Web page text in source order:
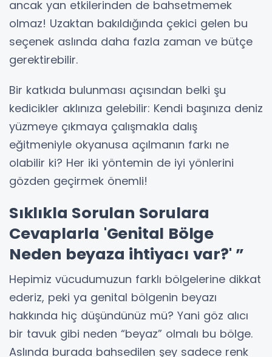
ancak yan etkilerinden de bahsetmemek
olmaz! Uzaktan bakıldığında çekici gelen bu
seçenek aslında daha fazla zaman ve bütçe
gerektirebilir.
Bir katkıda bulunması açısından belki şu
kedicikler aklınıza gelebilir: Kendi başınıza deniz
yüzmeye çıkmaya çalışmakla dalış
eğitmeniyle okyanusa açılmanın farkı ne
olabilir ki? Her iki yöntemin de iyi yönlerini
gözden geçirmek önemli!
Sıklıkla Sorulan Sorulara
Cevaplarla 'Genital Bölge
Neden beyaza ihtiyacı var?' ”
Hepimiz vücudumuzun farklı bölgelerine dikkat
ederiz, peki ya genital bölgenin beyazı
hakkında hiç düşündünüz mü? Yani göz alıcı
bir tavuk gibi neden “beyaz” olmalı bu bölge.
Aslında burada bahsedilen şey sadece renk